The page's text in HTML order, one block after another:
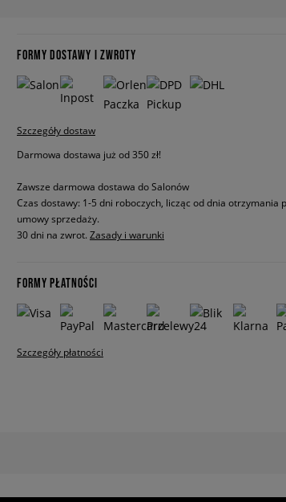
FORMY DOSTAWY I ZWROTY
Szczegóły dostaw
Darmowa dostawa już od 350 zł!
Zawsze darmowa dostawa do Salonów
Czas dostawy: 1-5 dni roboczych, licząc od dnia otrzymania
umowy sprzedaży.
30 dni na zwrot. Zasady i warunki
FORMY PŁATNOŚCI
Szczegóły płatności